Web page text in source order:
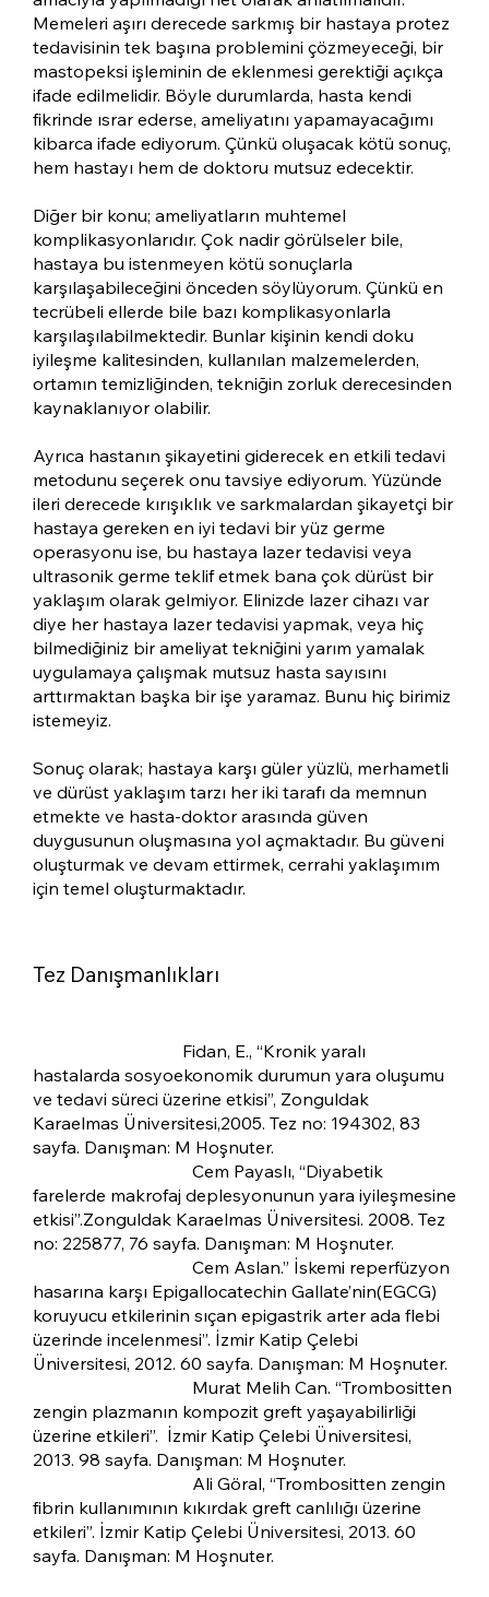
Memeleri aşırı derecede sarkmış bir hastaya protez
tedavisinin tek başına problemini çözmeyeceği, bir
mastopeksi işleminin de eklenmesi gerektiği açıkça
ifade edilmelidir. Böyle durumlarda, hasta kendi
fikrinde ısrar ederse, ameliyatını yapamayacağımı
kibarca ifade ediyorum. Çünkü oluşacak kötü sonuç,
hem hastayı hem de doktoru mutsuz edecektir.
Diğer bir konu; ameliyatların muhtemel
komplikasyonlarıdır. Çok nadir görülseler bile,
hastaya bu istenmeyen kötü sonuçlarla
karşılaşabileceğini önceden söylüyorum. Çünkü en
tecrübeli ellerde bile bazı komplikasyonlarla
karşılaşılabilmektedir. Bunlar kişinin kendi doku
iyileşme kalitesinden, kullanılan malzemelerden,
ortamın temizliğinden, tekniğin zorluk derecesinden
kaynaklanıyor olabilir.
Ayrıca hastanın şikayetini giderecek en etkili tedavi
metodunu seçerek onu tavsiye ediyorum. Yüzünde
ileri derecede kırışıklık ve sarkmalardan şikayetçi bir
hastaya gereken en iyi tedavi bir yüz germe
operasyonu ise, bu hastaya lazer tedavisi veya
ultrasonik germe teklif etmek bana çok dürüst bir
yaklaşım olarak gelmiyor. Elinizde lazer cihazı var
diye her hastaya lazer tedavisi yapmak, veya hiç
bilmediğiniz bir ameliyat tekniğini yarım yamalak
uygulamaya çalışmak mutsuz hasta sayısını
arttırmaktan başka bir işe yaramaz. Bunu hiç birimiz
istemeyiz.
Sonuç olarak; hastaya karşı güler yüzlü, merhametli
ve dürüst yaklaşım tarzı her iki tarafı da memnun
etmekte ve hasta-doktor arasında güven
duygusunun oluşmasına yol açmaktadır. Bu güveni
oluşturmak ve devam ettirmek, cerrahi yaklaşımım
için temel oluşturmaktadır.
Tez Danışmanlıkları
Fidan, E., “Kronik yaralı
hastalarda sosyoekonomik durumun yara oluşumu
ve tedavi süreci üzerine etkisi”, Zonguldak
Karaelmas Üniversitesi,2005. Tez no: 194302, 83
sayfa. Danışman: M Hoşnuter.
Cem Payaslı, “Diyabetik
farelerde makrofaj deplesyonunun yara iyileşmesine
etkisi”.Zonguldak Karaelmas Üniversitesi. 2008. Tez
no: 225877, 76 sayfa. Danışman: M Hoşnuter.
Cem Aslan.” İskemi reperfüzyon
hasarına karşı Epigallocatechin Gallate’nin(EGCG)
koruyucu etkilerinin sıçan epigastrik arter ada flebi
üzerinde incelenmesi”. İzmir Katip Çelebi
Üniversitesi, 2012. 60 sayfa. Danışman: M Hoşnuter.
Murat Melih Can. “Trombositten
zengin plazmanın kompozit greft yaşayabilirliği
üzerine etkileri”. İzmir Katip Çelebi Üniversitesi,
2013. 98 sayfa. Danışman: M Hoşnuter.
Ali Göral, “Trombositten zengin
fibrin kullanımının kıkırdak greft canlılığı üzerine
etkileri”. İzmir Katip Çelebi Üniversitesi, 2013. 60
sayfa. Danışman: M Hoşnuter.